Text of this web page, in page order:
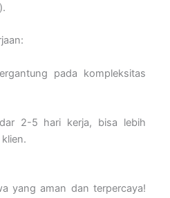
pada kompleksitas
2-5 hari kerja, bisa lebih
yang aman dan terpercaya!